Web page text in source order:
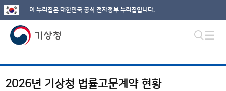
이 누리집은 대한민국 공식 전자정부 누리집입니다.
2026년 기상청 법률고문계약 현황